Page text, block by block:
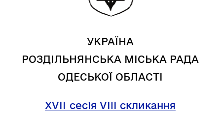
УКРАЇНА
РОЗДІЛЬНЯНСЬКА МІСЬКА РАДА
ОДЕСЬКОЇ ОБЛАСТІ
ХVІІ сесія VIII скликання